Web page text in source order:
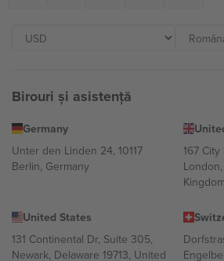
Birouri și asistență
Germany
Unter den Linden 24, 10117
Berlin, Germany
167
London,
Kingdom
United States
131 Continental Dr, Suite 305,
Newark, Delaware 19713, United